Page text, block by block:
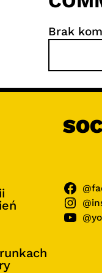
Brak
u
k